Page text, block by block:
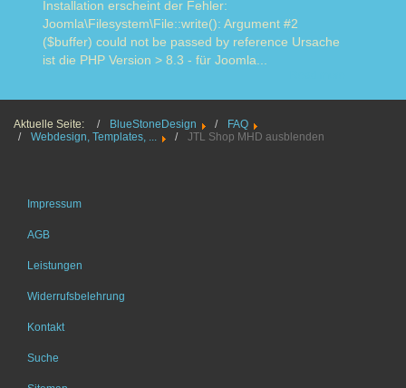
Installation erscheint der Fehler:
Joomla\Filesystem\File::write(): Argument #2
($buffer) could not be passed by reference Ursache
ist die PHP Version > 8.3 - für Joomla...
Aktuelle Seite: BlueStoneDesign
FAQ
Webdesign, Templates, ...
JTL Shop MHD ausblenden
Impressum
AGB
Leistungen
Widerrufsbelehrung
Kontakt
Suche